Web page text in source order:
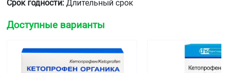
Срок годности: Длительный срок
Доступные варианты